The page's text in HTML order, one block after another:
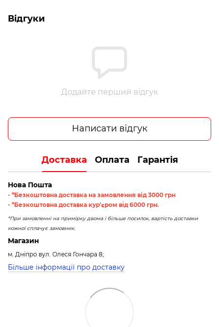
Відгуки
Додайте перший відгук
Написати відгук
Доставка Оплата Гарантія
Нова Пошта
- *Безкоштовна доставка на замовлення від 3000 грн
- *Безкоштовна доставка кур'єром від 6000 грн.
*При замовленні на примірку двома і більше посилок, вартість доставки
кожної сплачує замовник.
Магазин
м. Дніпро вул. Олеся Гончара 8;
Більше інформації про доставку